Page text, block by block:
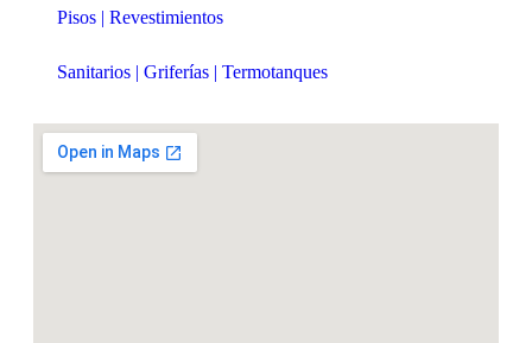
Pisos | Revestimientos
Sanitarios | Griferías | Termotanques